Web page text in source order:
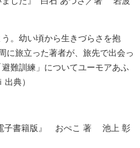
。幼い頃から生きづらさを抱
に旅立った著者が、旅先で出会っ
難訓練」についてユーモアあふ
典）
子書籍版』 おぺこ 著 池上 彰